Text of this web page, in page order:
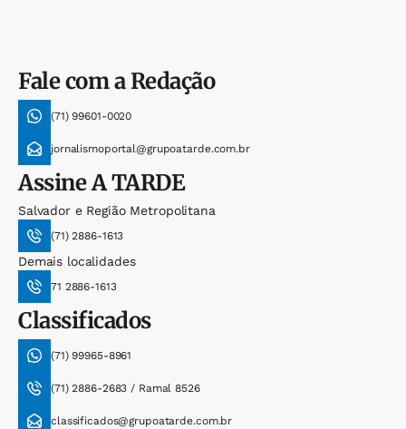
Fale com a Redação
(71) 99601-0020
jornalismoportal@grupoatarde.com.br
AssineA TARDE
Salvador e Região Metropolitana
(71) 2886-1613
Demais localidades
71 2886-1613
Classificados
(71) 99965-8961
(71) 2886-2683 / Ramal 8526
classificados@grupoatarde.com.br